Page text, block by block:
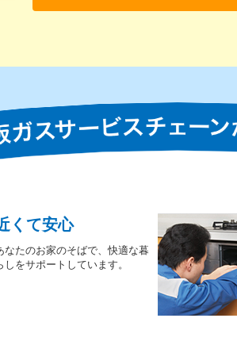
くて安心
なたのお家のそばで、快適な暮
しをサポートしています。